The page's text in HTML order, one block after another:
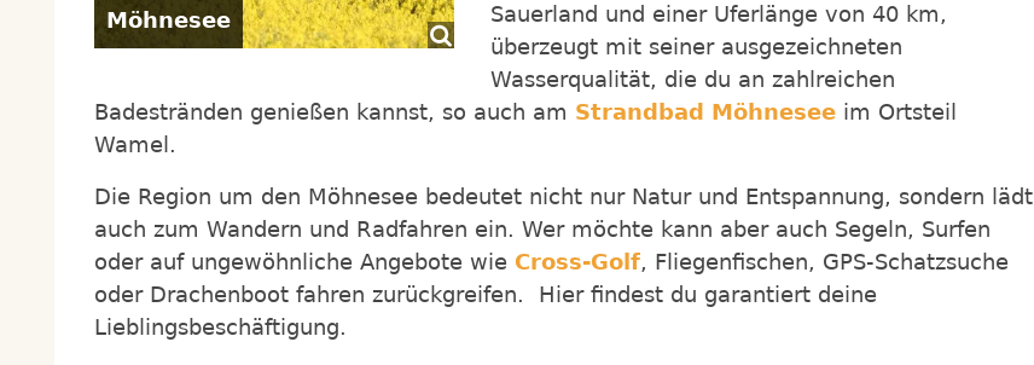
Möhnesee
Sauerland und einer Uferlänge von 40 km,
überzeugt mit seiner ausgezeichneten
Wasserqualität, die du an zahlreichen
Badestränden genießen kannst, so auch am Strandbad Möhnesee im Ortsteil
Wamel.
Die Region um den Möhnesee bedeutet nicht nur Natur und Entspannung, sondern lädt
auch zum Wandern und Radfahren ein. Wer möchte kann aber auch Segeln, Surfen
oder auf ungewöhnliche Angebote wie Cross-Golf, Fliegenfischen, GPS-Schatzsuche
oder Drachenboot fahren zurückgreifen. Hier findest du garantiert deine
Lieblingsbeschäftigung.